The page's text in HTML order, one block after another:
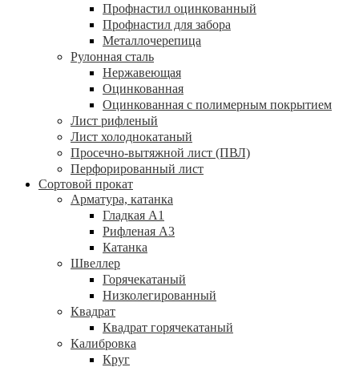
Профнастил оцинкованный
Профнастил для забора
Металлочерепица
Рулонная сталь
Нержавеющая
Оцинкованная
Оцинкованная с полимерным покрытием
Лист рифленый
Лист холоднокатаный
Просечно-вытяжной лист (ПВЛ)
Перфорированный лист
Сортовой прокат
Арматура, катанка
Гладкая А1
Рифленая А3
Катанка
Швеллер
Горячекатаный
Низколегированный
Квадрат
Квадрат горячекатаный
Калибровка
Круг